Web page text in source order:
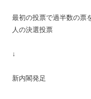
最初の投票で過半数の票
人の決選投票
↓
新内閣発足